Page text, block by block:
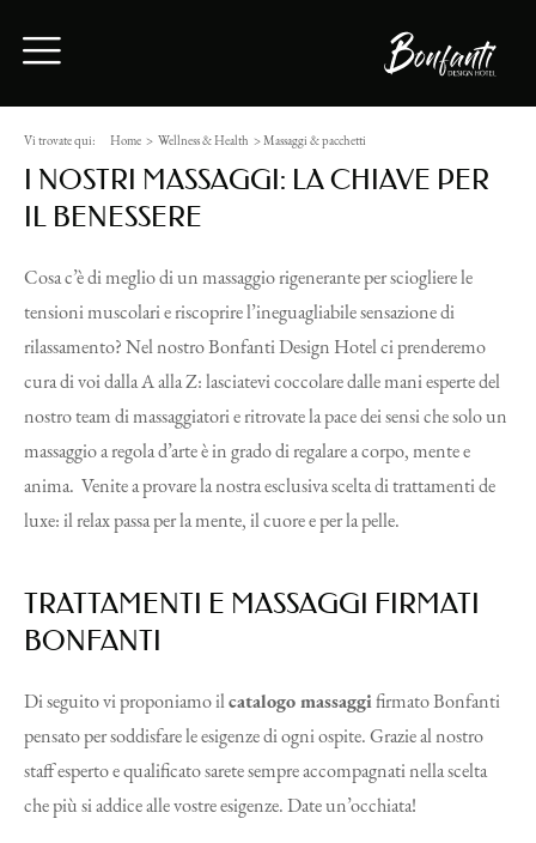
Vi trovate qui: Home > Wellness & Health >Massaggi & pacchetti
I NOSTRI MASSAGGI: LA CHIAVE PER
IL BENESSERE
Cosa c’è di meglio di un massaggio rigenerante per sciogliere le
tensioni muscolari e riscoprire l’ineguagliabile sensazione di
rilassamento? Nel nostro Bonfanti Design Hotel ci prenderemo
cura di voi dalla A alla Z: lasciatevi coccolare dalle mani esperte del
nostro team di massaggiatori e ritrovate la pace dei sensi che solo un
massaggio a regola d’arte è in grado di regalare a corpo, mente e
anima. Venite a provare la nostra esclusiva scelta di trattamenti de
luxe: il relax passa per la mente, il cuore e per la pelle.
TRATTAMENTI E MASSAGGI FIRMATI
BONFANTI
Di seguito vi proponiamo ilcatalogo massaggifirmato Bonfanti
pensato per soddisfare le esigenze di ogni ospite. Grazie al nostro
staff esperto e qualificato sarete sempre accompagnati nella scelta
che più si addice alle vostre esigenze. Date un’occhiata!